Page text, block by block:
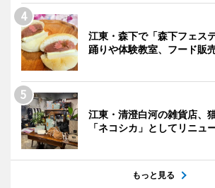
江東・森下で「森下フェ
踊りや体験教室、フード販
江東・清澄白河の雑貨店、
「ネコシカ」としてリニュ
もっと見る